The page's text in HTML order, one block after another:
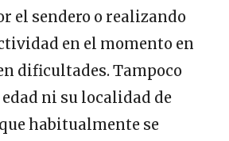
el sendero o realizando
en el momento en
dificultades. Tampoco
ni su localidad de
habitualmente se